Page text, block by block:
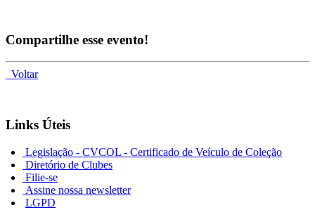
Compartilhe esse evento!
Voltar
Links Úteis
Legislação - CVCOL - Certificado de Veículo de Coleção
Diretório de Clubes
Filie-se
Assine nossa newsletter
LGPD